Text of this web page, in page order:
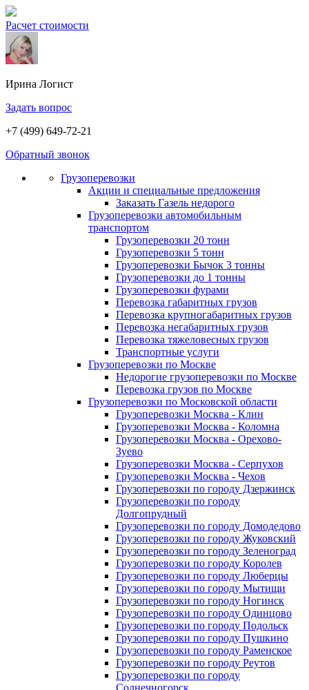
Расчет стоимости
Ирина Логист
Задать вопрос
+7 (499) 649-72-21
Обратный звонок
Грузоперевозки
Акции и специальные предложения
Заказать Газель недорого
Грузоперевозки автомобильным
транспортом
Грузоперевозки 20 тонн
Грузоперевозки 5 тонн
Грузоперевозки Бычок 3 тонны
Грузоперевозки до 1 тонны
Грузоперевозки фурами
Перевозка габаритных грузов
Перевозка крупногабаритных грузов
Перевозка негабаритных грузов
Перевозка тяжеловесных грузов
Транспортные услуги
Грузоперевозки по Москве
Недорогие грузоперевозки по Москве
Перевозка грузов по Москве
Грузоперевозки по Московской области
Грузоперевозки Москва - Клин
Грузоперевозки Москва - Коломна
Грузоперевозки Москва - Орехово-
Зуево
Грузоперевозки Москва - Серпухов
Грузоперевозки Москва - Чехов
Грузоперевозки по городу Дзержинск
Грузоперевозки по городу
Долгопрудный
Грузоперевозки по городу Домодедово
Грузоперевозки по городу Жуковский
Грузоперевозки по городу Зеленоград
Грузоперевозки по городу Королев
Грузоперевозки по городу Люберцы
Грузоперевозки по городу Мытищи
Грузоперевозки по городу Ногинск
Грузоперевозки по городу Одинцово
Грузоперевозки по городу Подольск
Грузоперевозки по городу Пушкино
Грузоперевозки по городу Раменское
Грузоперевозки по городу Реутов
Грузоперевозки по городу
Солнечногорск